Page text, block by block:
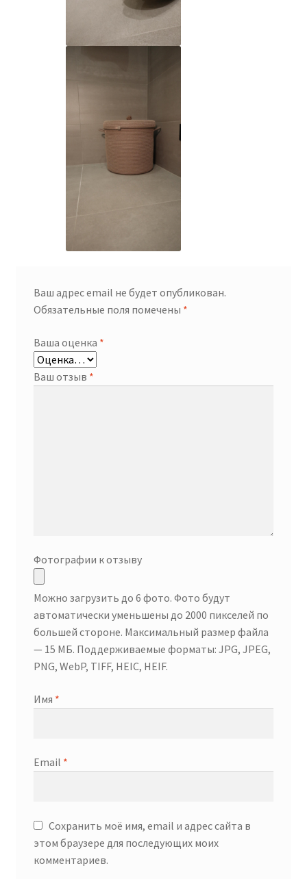
Ваш адрес email не будет опубликован.
Обязательные поля помечены *
Ваша оценка *
Ваш отзыв *
Фотографии к отзыву
Можно загрузить до 6 фото. Фото будут
автоматически уменьшены до 2000 пикселей по
большей стороне. Максимальный размер файла
— 15 МБ. Поддерживаемые форматы: JPG, JPEG,
PNG, WebP, TIFF, HEIC, HEIF.
Имя *
Email *
Сохранить моё имя, email и адрес сайта в
этом браузере для последующих моих
комментариев.